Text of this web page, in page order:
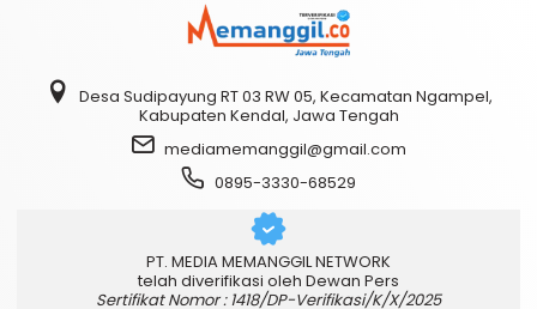
Desa Sudipayung RT 03 RW 05, Kecamatan Ngampel,
Kabupaten Kendal, Jawa Tengah
mediamemanggil@gmail.com
0895-3330-68529
PT. MEDIA MEMANGGIL NETWORK
telah diverifikasi oleh Dewan Pers
Sertifikat Nomor : 1418/DP-Verifikasi/K/X/2025